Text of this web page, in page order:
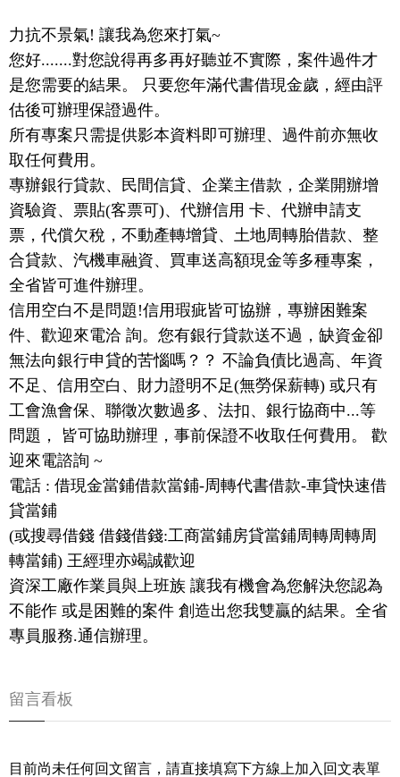
力抗不景氣! 讓我為您來打氣~
您好.......對您說得再多再好聽並不實際，案件過件才
是您需要的結果。 只要您年滿代書借現金歲，經由評
估後可辦理保證過件。
所有專案只需提供影本資料即可辦理、過件前亦無收
取任何費用。
專辦銀行貸款、民間信貸、企業主借款，企業開辦增
資驗資、票貼(客票可)、代辦信用 卡、代辦申請支
票，代償欠稅，不動產轉增貸、土地周轉胎借款、整
合貸款、汽機車融資、買車送高額現金等多種專案，
全省皆可進件辦理。
信用空白不是問題!信用瑕疵皆可協辦，專辦困難案
件、歡迎來電洽 詢。您有銀行貸款送不過，缺資金卻
無法向銀行申貸的苦惱嗎？？ 不論負債比過高、年資
不足、信用空白、財力證明不足(無勞保薪轉) 或只有
工會漁會保、聯徵次數過多、法扣、銀行協商中...等
問題， 皆可協助辦理，事前保證不收取任何費用。 歡
迎來電諮詢 ~
電話 : 借現金當鋪借款當鋪-周轉代書借款-車貸快速借
貸當鋪
(或搜尋借錢 借錢借錢:工商當鋪房貸當鋪周轉周轉周
轉當鋪) 王經理亦竭誠歡迎
資深工廠作業員與上班族 讓我有機會為您解決您認為
不能作 或是困難的案件 創造出您我雙贏的結果。全省
專員服務.通信辦理。
留言看板
目前尚未任何回文留言，請直接填寫下方線上加入回文表單